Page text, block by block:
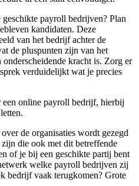
payroll bedrijven? Plan
kandidaten. Deze
van het bedrijf achter de
de pluspunten zijn van het
kracht is. Zorg er
verduidelijkt wat je precies
een online payroll bedrijf, hierbij
de organisaties wordt gezegd
die ook met dit betreffende
of je bij een geschikte partij bent
welke payroll bedrijven zij
bedrijf vaak terugkomen? Grote